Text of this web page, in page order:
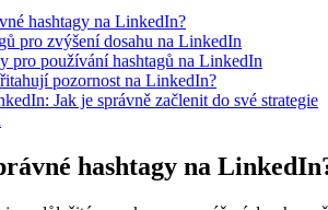
hashtagy na LinkedIn?
pro zvýšení dosahu na LinkedIn
pro používání hashtagů na LinkedIn
pozornost na LinkedIn?
Jak je správně začlenit do své strategie
hashtagy na